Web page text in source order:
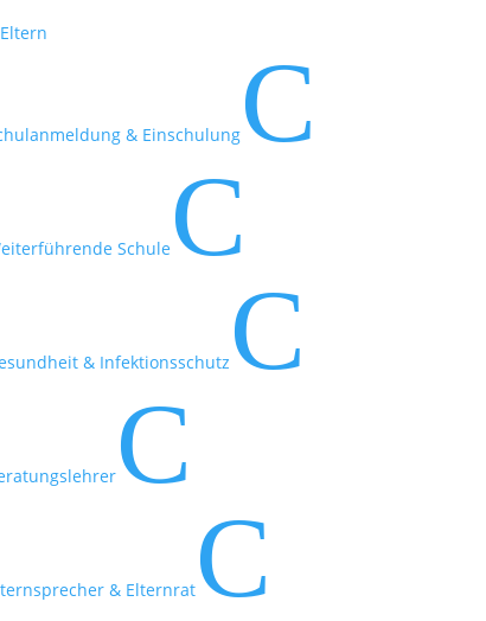
& Einschulung C
Schule C
& Infektionsschutz C
C
& Elternrat C